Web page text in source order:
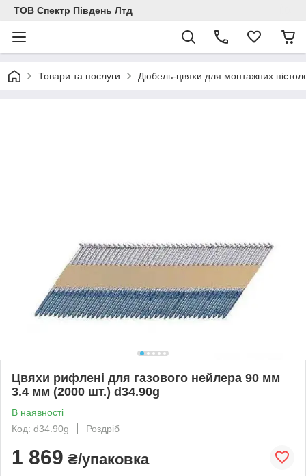
ТОВ Спектр Південь Лтд
Товари та послуги Дюбель-цвяхи для монтажних
Цвяхи рифлені для газового нейлера 90 мм
3.4 мм (2000 шт.) d34.90g
В наявності
Код: d34.90g
Роздріб
1 869 ₴/упаковка